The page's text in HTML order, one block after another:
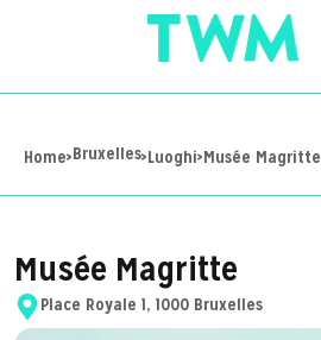
Home>Bruxelles>Luoghi>Musée Magritte
Musée Magritte
Place Royale 1, 1000 Bruxelles